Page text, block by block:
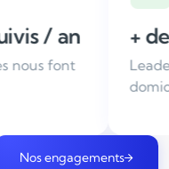
ans
soutien scolaire à
Nos engagements